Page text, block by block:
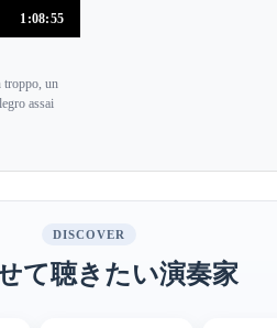
1:08:55
un
assai
DISCOVER
て聴きたい演奏家